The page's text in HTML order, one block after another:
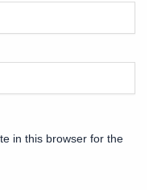
in this browser for the